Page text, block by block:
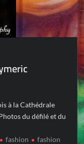
à la Cathédrale
du défilé et du
fashion
fashion